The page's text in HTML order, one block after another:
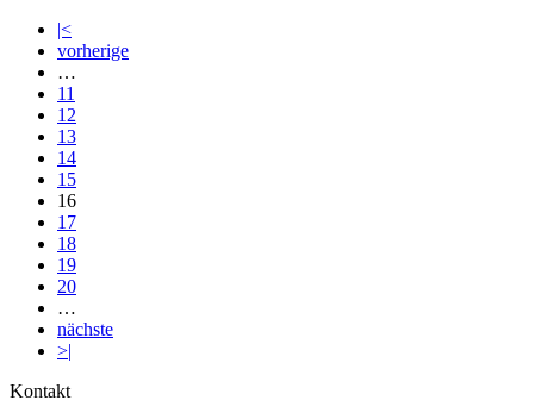
|<
vorherige
…
11
12
13
14
15
16
17
18
19
20
…
nächste
>|
Kontakt